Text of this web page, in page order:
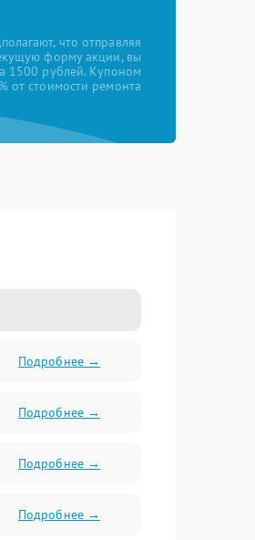
что отправляя
форму акции, вы
1500 рублей. Купоном
от стоимости ремонта
Подробнее →
Подробнее →
Подробнее →
Подробнее →